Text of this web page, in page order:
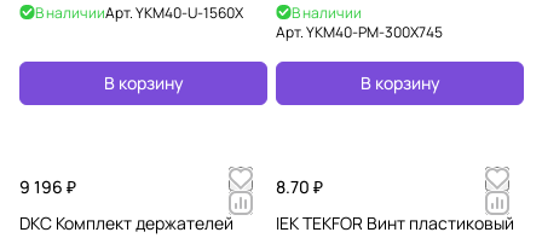
В наличииАрт.YKM40-U-1560X
В корзину
В наличии
Арт.YKM40-PM-300X745
В корзину
9 196 ₽
DKC Комплект держателей
8.70 ₽
IEK TEKFOR Винт пластиковый